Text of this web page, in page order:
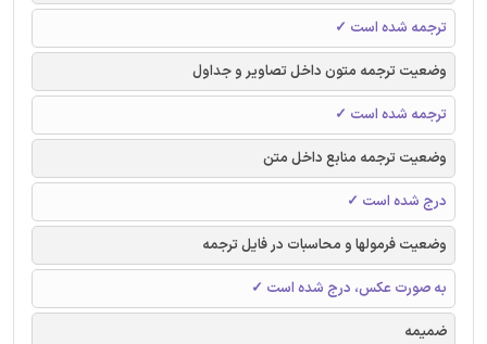
ترجمه شده است ✓
وضعیت ترجمه متون داخل تصاویر و جداول
ترجمه شده است ✓
وضعیت ترجمه منابع داخل متن
درج شده است ✓
وضعیت فرمولها و محاسبات در فایل ترجمه
به صورت عکس، درج شده است ✓
ضمیمه